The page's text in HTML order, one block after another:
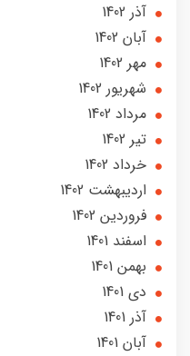
آذر 1402
آبان 1402
مهر 1402
شهریور 1402
مرداد 1402
تير 1402
خرداد 1402
ارديبهشت 1402
فروردین 1402
اسفند 1401
بهمن 1401
دی 1401
آذر 1401
آبان 1401